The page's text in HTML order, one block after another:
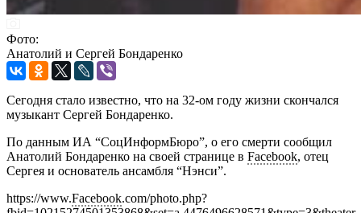
Фото:
Анатолий и Сергей Бондаренко
Сегодня стало известно, что на 32-ом году жизни скончался
музыкант Сергей Бондаренко.
По данным ИА “СоцИнформБюро”, о его смерти сообщил
Анатолий Бондаренко на своей странице в Facebook, отец
Сергея и основатель ансамбля “Нэнси”.
https://www.Facebook.com/photo.php?